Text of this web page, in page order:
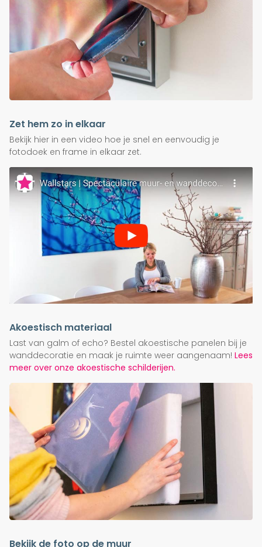
Zet hem zo in elkaar
Bekijk hier in een video hoe je snel en eenvoudig je
fotodoek en frame in elkaar zet.
Akoestisch materiaal
Last van galm of echo? Bestel akoestische panelen bij je
wanddecoratie en maak je ruimte weer aangenaam! Lees
meer over onze akoestische schilderijen.
Bekijk de foto op de muur